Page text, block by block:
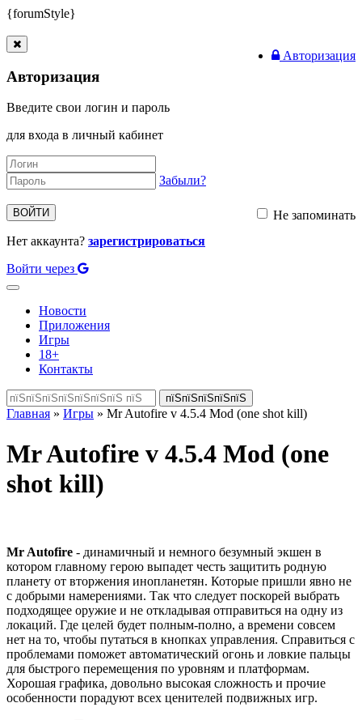
{forumStyle}
Авторизация
Авторизация
Введите свои логин и пароль
для входа в личный кабинет
Забыли?
ВОЙТИ
Не запоминать
Нет аккаунта? зарегистрироваться
Войти через
Toggle
navigationНовости
Приложения
Игры
18+
Контакты
Главная » Игры » Mr Autofire v 4.5.4 Mod (one shot kill)
Mr Autofire v 4.5.4 Mod (one
shot kill)
Mr Autofire - динамичный и немного безумный экшен в
котором главному герою выпадет честь защитить родную
планету от вторжения инопланетян. Которые пришли явно не
с добрыми намерениями. Так что следует поскорей выбрать
подходящее оружие и не откладывая отправиться на одну из
локаций. Где целей будет полным-полно, а времени совсем
нет на то, чтобы путаться в кнопках управления. Справиться с
проблемами поможет автоматический огонь и ловкие пальцы
для быстрого перемещения по уровням и платформам.
Хорошая графика, довольно высокая сложность и прочие
особенности порадуют всех ценителей подвижных игр.